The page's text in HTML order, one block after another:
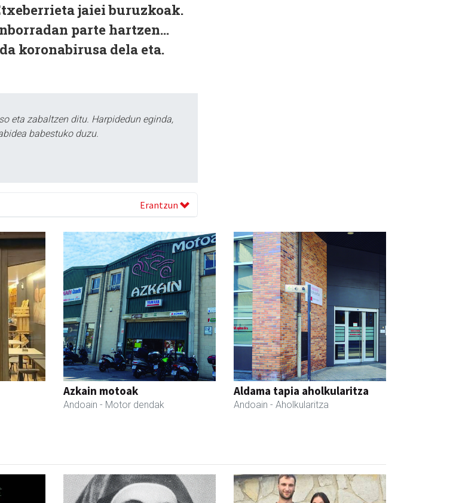
jaiei buruzkoak.
parte hartzen...
koronabirusa dela eta.
eta zabaltzen ditu. Harpidedun eginda,
babestuko duzu.
Erantzun
Azkain motoak
Andoain - Motor dendak
Aldama tapia aholkularitza
Andoain - Aholkularitza